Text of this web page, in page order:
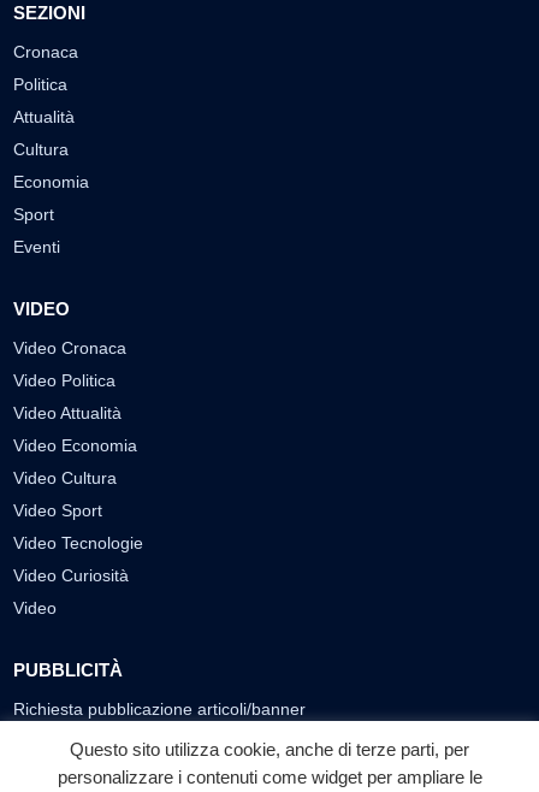
SEZIONI
Cronaca
Politica
Attualità
Cultura
Economia
Sport
Eventi
VIDEO
Video Cronaca
Video Politica
Video Attualità
Video Economia
Video Cultura
Video Sport
Video Tecnologie
Video Curiosità
Video
PUBBLICITÀ
Richiesta pubblicazione articoli/banner
SEGUICI SUI SOCIAL
Questo sito utilizza cookie, anche di terze parti, per
personalizzare i contenuti come widget per ampliare le